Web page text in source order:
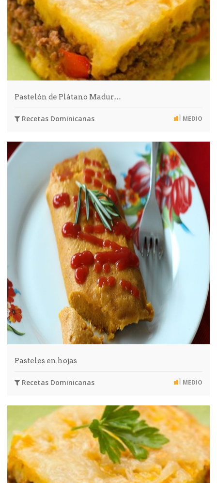
Pastelón de Plátano Madur…
Recetas Dominicanas MEDIO
Pasteles en hojas
Recetas Dominicanas MEDIO